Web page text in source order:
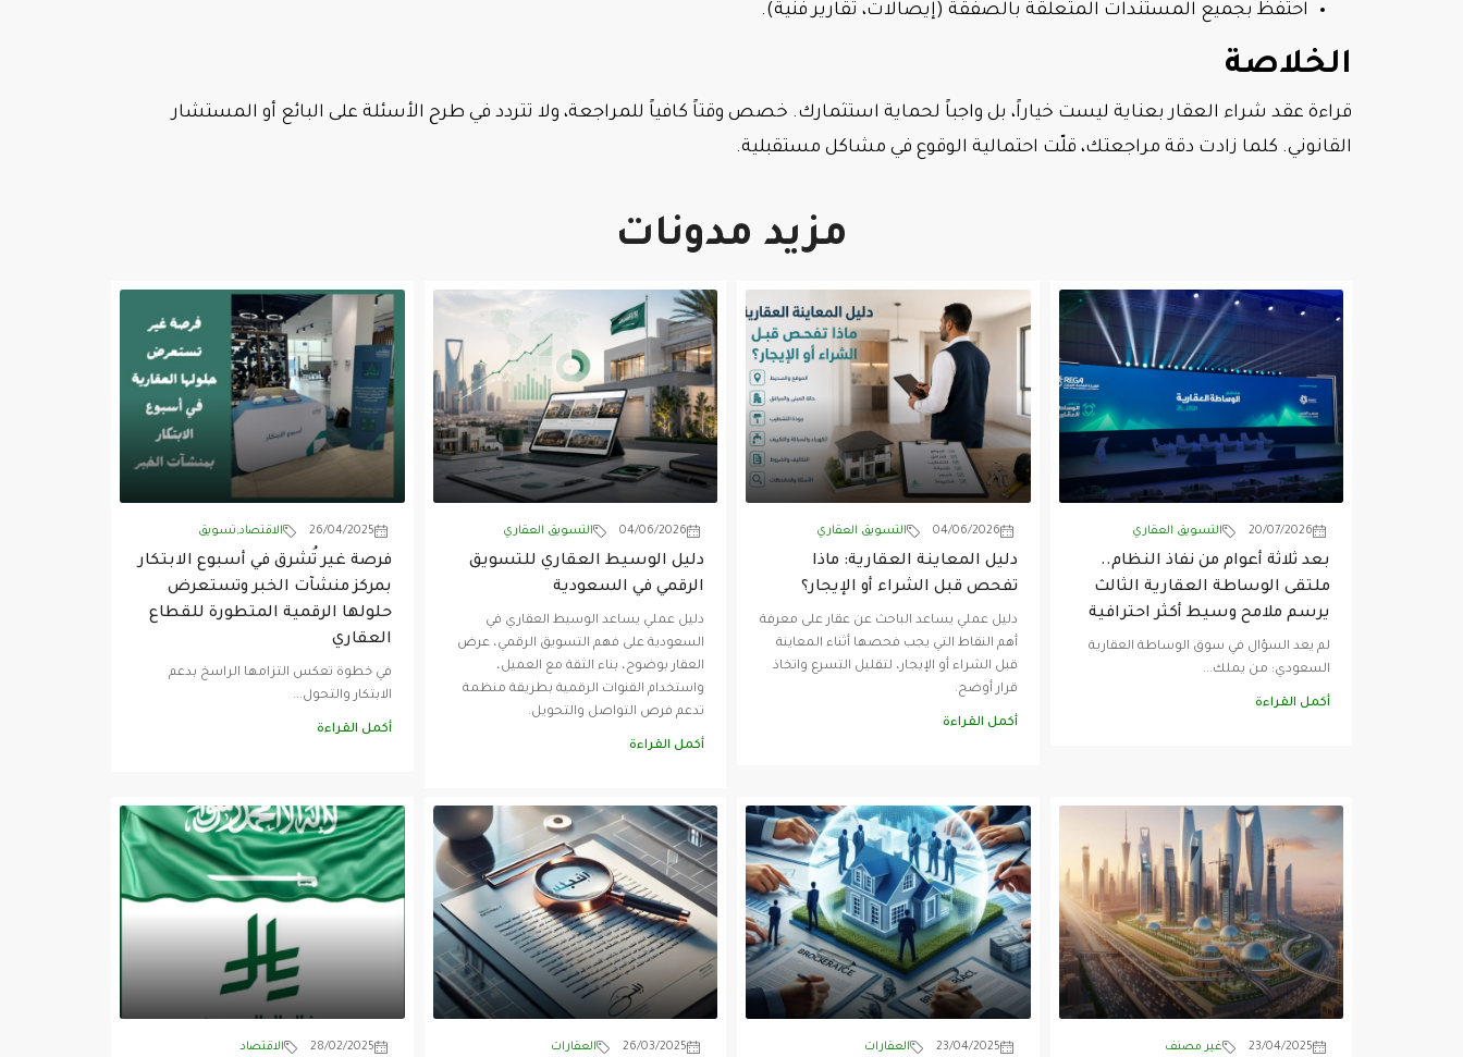
احتفظ بجميع المستندات المتعلقة بالصفقة (إيصالات، تقارير فنية).
الخلاصة
قراءة عقد شراء العقار بعناية ليست خياراً، بل واجباً لحماية استثمارك. خصص وقتاً كافياً للمراجعة، ولا تتردد في طرح الأسئلة على البائع أو المستشار
القانوني. كلما زادت دقة مراجعتك، قلّت احتمالية الوقوع في مشاكل مستقبلية.
مزيد مدونات
20/07/2026 التسويق العقاري
بعد ثلاثة أعوام من نفاذ النظام..
ملتقى الوساطة العقارية الثالث
يرسم ملامح وسيط أكثر احترافية
لم يعد السؤال في سوق الوساطة العقارية
السعودي: من يملك...
أكمل القراءة
04/06/2026 التسويق العقاري
دليل المعاينة العقارية: ماذا
تفحص قبل الشراء أو الإيجار؟
دليل عملي يساعد الباحث عن عقار على معرفة
أهم النقاط التي يجب فحصها أثناء المعاينة
قبل الشراء أو الإيجار، لتقليل التسرع واتخاذ
قرار أوضح.
أكمل القراءة
04/06/2026 التسويق العقاري
دليل الوسيط العقاري للتسويق
الرقمي في السعودية
دليل عملي يساعد الوسيط العقاري في
السعودية على فهم التسويق الرقمي، عرض
العقار بوضوح، بناء الثقة مع العميل،
واستخدام القنوات الرقمية بطريقة منظمة
تدعم فرص التواصل والتحويل.
أكمل القراءة
26/04/2025 الاقتصاد,تسويق
فرصة غير تُشرق في أسبوع الابتكار
بمركز منشآت الخبر وتستعرض
حلولها الرقمية المتطورة للقطاع
العقاري
في خطوة تعكس التزامها الراسخ بدعم
الابتكار والتحول...
أكمل القراءة
23/04/2025 غير مصنف 23/04/2025 العقارات 26/03/2025 العقارات 28/02/2025 الاقتصاد